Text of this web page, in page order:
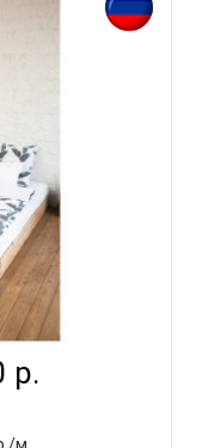
- КОМПЛЕКТ
р.
м